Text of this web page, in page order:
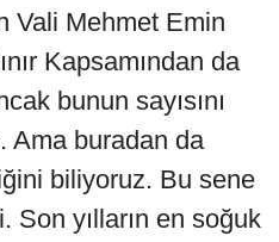
Vali Mehmet Emin
Kapsamından da
bunun sayısını
Ama buradan da
biliyoruz. Bu sene
Son yılların en soğuk